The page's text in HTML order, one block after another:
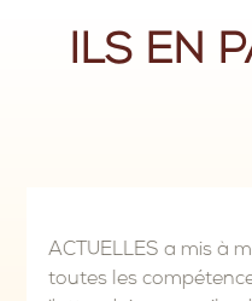
ILS EN
à ma disposition
que